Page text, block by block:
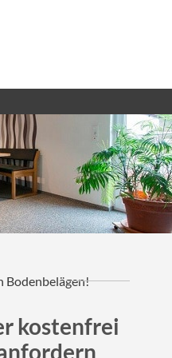
Bodenbelägen!
kostenfrei